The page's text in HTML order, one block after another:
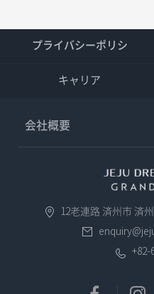
プライバシーポリシ
キャリア
会社概要
12老連路 済州市 済
+82-